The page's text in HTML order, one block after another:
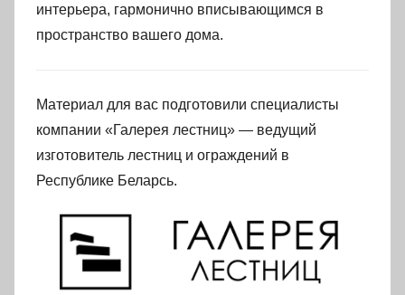
интерьера, гармонично вписывающимся в
пространство вашего дома.
Материал для вас подготовили специалисты
компании «Галерея лестниц» — ведущий
изготовитель лестниц и ограждений в
Республике Беларсь.